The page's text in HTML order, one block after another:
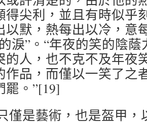
得尖利，並且有時似乎
以默，熱每出以冷，意
淚”。“年夜的笑的陰
的人，也不克不及年夜
作品，而僅以一笑了之
罷。”[19]
僅是藝術，也是盔甲